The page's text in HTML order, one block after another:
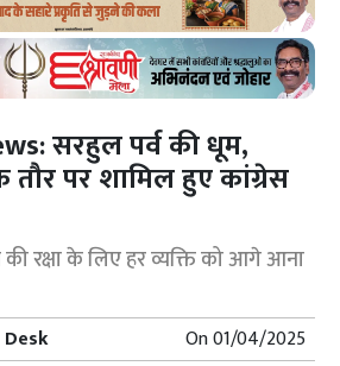
सरहुल पर्व की धूम,
तौर पर शामिल हुए कांग्रेस
रक्षा के लिए हर व्यक्ति को आगे आना
On01/04/2025